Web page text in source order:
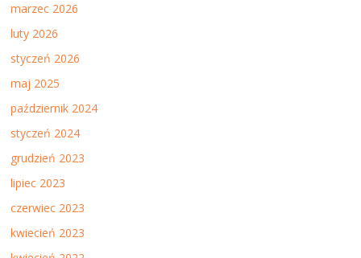
marzec 2026
luty 2026
styczeń 2026
maj 2025
październik 2024
styczeń 2024
grudzień 2023
lipiec 2023
czerwiec 2023
kwiecień 2023